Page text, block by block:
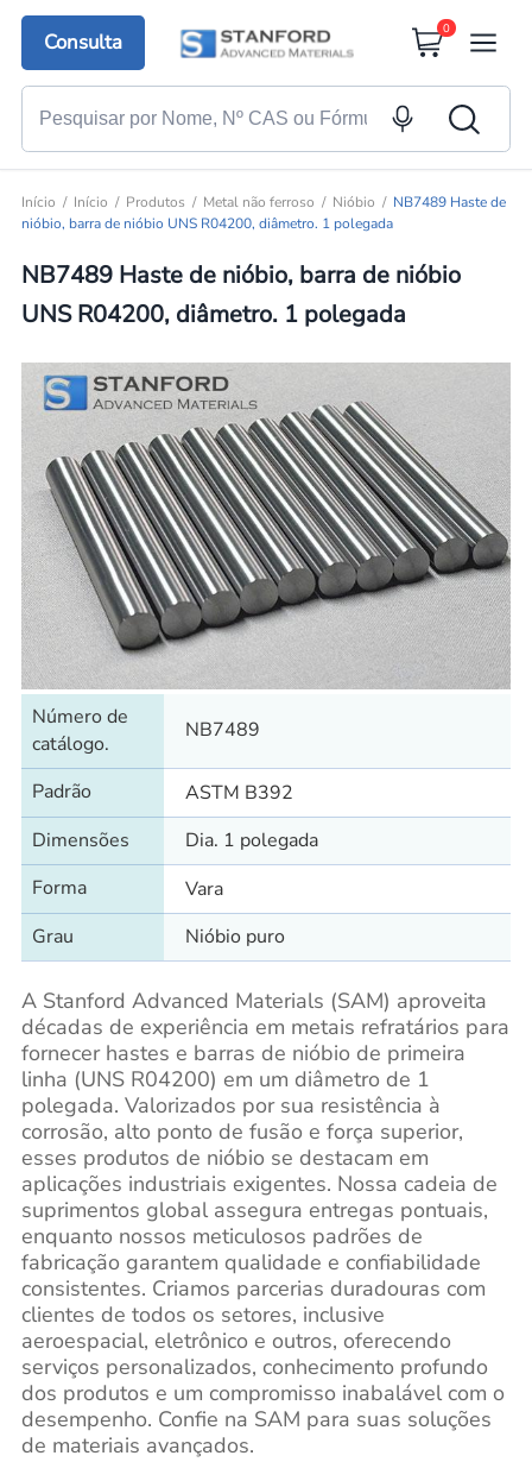
Consulta
0
Início Início Produtos Metal não ferroso Nióbio
NB7489 Haste de
nióbio, barra de nióbio UNS R04200, diâmetro. 1 polegada
NB7489 Haste de nióbio, barra de nióbio
UNS R04200, diâmetro. 1 polegada
Número de
catálogo.
NB7489
Padrão
ASTM B392
Dimensões
Dia. 1 polegada
Forma
Vara
Grau
Nióbio puro
A Stanford Advanced Materials (SAM) aproveita
décadas de experiência em metais refratários para
fornecer hastes e barras de nióbio de primeira
linha (UNS R04200) em um diâmetro de 1
polegada. Valorizados por sua resistência à
corrosão, alto ponto de fusão e força superior,
esses produtos de nióbio se destacam em
aplicações industriais exigentes. Nossa cadeia de
suprimentos global assegura entregas pontuais,
enquanto nossos meticulosos padrões de
fabricação garantem qualidade e confiabilidade
consistentes. Criamos parcerias duradouras com
clientes de todos os setores, inclusive
aeroespacial, eletrônico e outros, oferecendo
serviços personalizados, conhecimento profundo
dos produtos e um compromisso inabalável com o
desempenho. Confie na SAM para suas soluções
de materiais avançados.